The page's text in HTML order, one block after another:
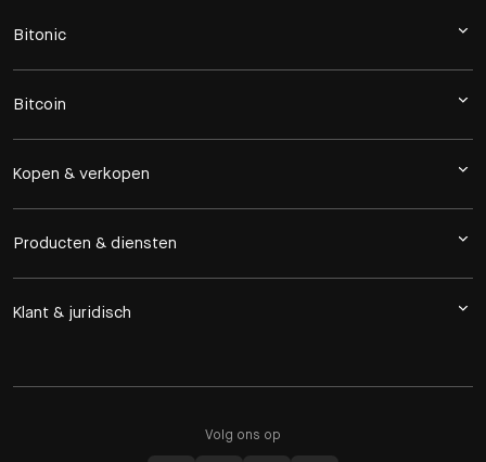
Bitonic
Bitcoin
Kopen & verkopen
Producten & diensten
Klant & juridisch
Volg ons op